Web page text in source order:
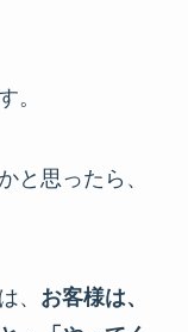
。
と思ったら、
、 お客様は、